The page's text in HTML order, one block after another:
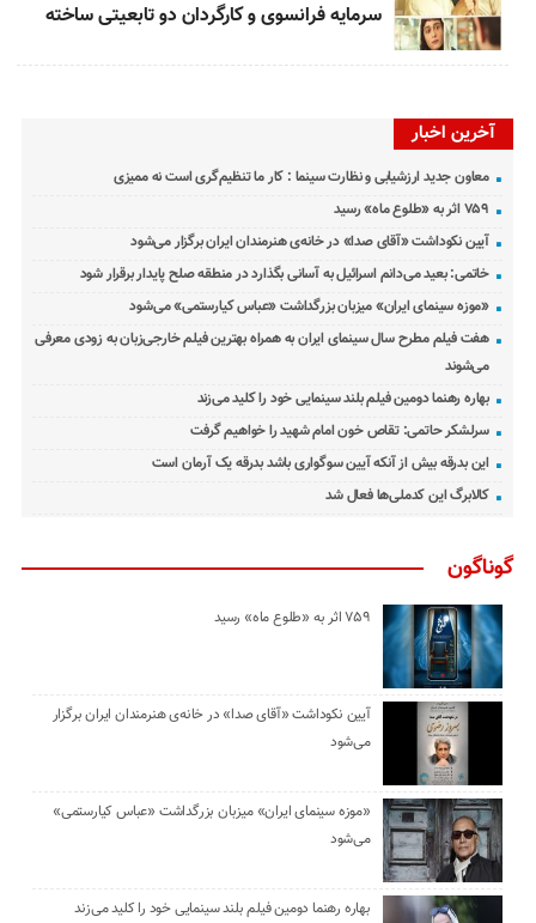
سرمایه فرانسوی و کارگردان دو تابعیتی ساخته
آخرین اخبار
معاون جدید ارزشیابی و نظارت سینما : کار ما تنظیم‌گری است نه ممیزی
۷۵۹ اثر به «طلوع ماه» رسید
آیین نکوداشت «آقای صدا» در خانه‌ی هنرمندان ایران برگزار می‌شود
خاتمی: بعید می‌دانم اسرائیل به آسانی بگذارد در منطقه صلح پایدار برقرار شود
«موزه سینمای ایران» میزبان بزرگداشت «عباس کیارستمی» می‌شود
هفت فیلم مطرح سال سینمای ایران به همراه بهترین فیلم خارجی‌زبان به زودی معرفی
می‌شوند
بهاره رهنما دومین فیلم بلند سینمایی خود را کلید می‌زند
سرلشکر حاتمی: تقاص خون امام شهید را خواهیم گرفت
این بدرقه بیش از آنکه آیین سوگواری باشد بدرقه یک آرمان است
کالابرگ این کدملی‌ها فعال شد
گوناگون
۷۵۹ اثر به «طلوع ماه» رسید
آیین نکوداشت «آقای صدا» در خانه‌ی هنرمندان ایران برگزار
می‌شود
«موزه سینمای ایران» میزبان بزرگداشت «عباس کیارستمی»
می‌شود
بهاره رهنما دومین فیلم بلند سینمایی خود را کلید می‌زند